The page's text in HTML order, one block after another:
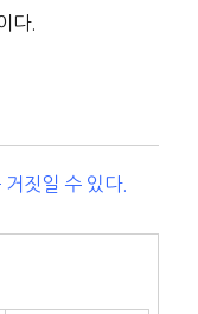
다.
짓일 수 있다.